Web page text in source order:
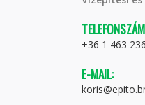
+36 1 463
E-MAIL: